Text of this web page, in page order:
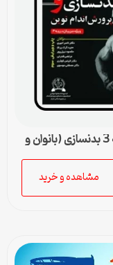
دانلود نمونه سوالات آزمون مربیگری درجه 3 بدنسازی (بانوان و
مشاهده و خرید